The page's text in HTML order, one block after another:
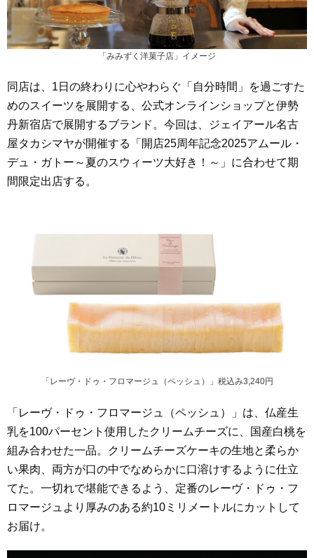
「みみずく洋菓子店」イメージ
同店は、1日の終わりに心やわらぐ「自分時間」を過ごすた
めのスイーツを展開する、公式オンラインショップと伊勢
丹新宿店で展開するブランド。今回は、ジェイアール名古
屋タカシマヤが開催する「開店25周年記念2025アムール・
デュ・ガトー～夏のスウィーツ大好き！～」に合わせて期
間限定出店する。
「レーヴ・ドゥ・フロマージュ（ペッシュ）」税込み3,240円
「レーヴ・ドゥ・フロマージュ（ペッシュ）」は、仏産生
乳を100パーセント使用したクリームチーズに、国産白桃を
組み合わせた一品。クリームチーズケーキの生地と柔らか
い果肉、両方が口の中でなめらかに口溶けするように仕立
てた。一切れで堪能できるよう、定番のレーヴ・ドゥ・フ
ロマージュより厚みのある約10ミリメートルにカットして
お届け。